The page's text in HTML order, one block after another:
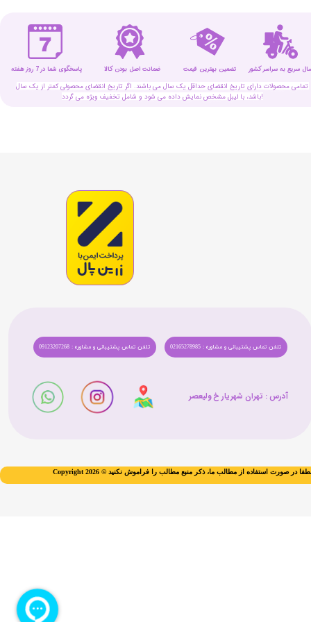
تمامی محصولات دارای تاریخ انقضای حداقل یک سال می باشند. اگر تاریخ انقضای محصولی کمتر از یک سال
باشد، با لیبل مشخص نمایش داده می شود و شامل تخفیف ویژه می گردد!
ضمانت اصل بودن کالا تضمین بهترین قیمت پاسخگوی شما در 7 روز هفته سریع به سراسر کشور
تلفن تماس پشتیبانی و مشاوره : 09123207268 تلفن تماس پشتیبانی و مشاوره : 02165278985
آدرس : تهران شهریار خ ولیعصر​​​​​​​